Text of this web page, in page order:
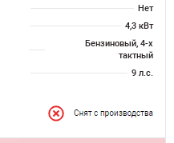
Нет
4,3 кВт
Бензиновый, 4-х
тактный
9 л.с.